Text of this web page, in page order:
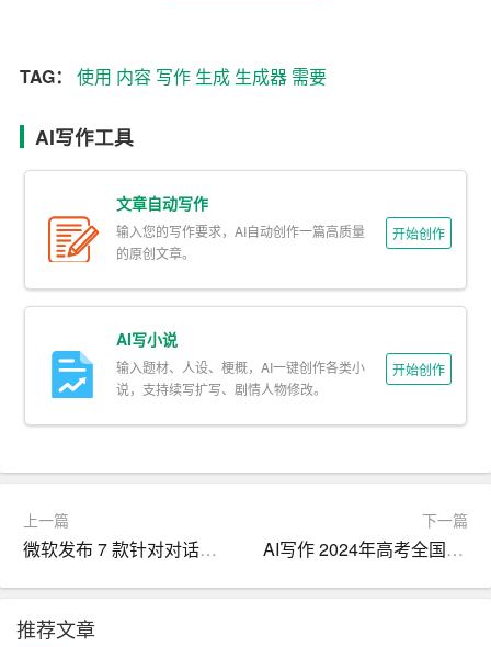
首先，写作自动生成器可以快速生成大量的内容。在数字
化时代，内容量是关键。更多的内容意味着更多的机会吸
引观众，提高品牌知名度，并获得搜索引擎的青睐。写作
自动生成器可以快速生成大量的内容，帮助创作者在短时
间内创造出大量的高质量作品。
其次，写作自动生成器可以提高内容的准确性。由于写作
自动生成器是基于大量的文本数据进行创作的，因此它们
域，如科技、医疗和金融，尤其重要。
此外，写作自动生成器可以生成多样化的内容。由于它们
可以分析大量的文本数据，它们可以了解不同的写作风格
然而，尽管写作自动生成器具有许多优点，但它们也有一
此，在使用写作自动生成器时，创作者需要谨慎，并确保
TAG： 使用 内容 写作 生成 生成器 需要
AI写作工具
文章自动写作
输入您的写作要求，AI自动创作一篇高质量
的原创文章。
开始创作
AI写小说
输入题材、人设、梗概，AI一键创作各类小
说，支持续写扩写、剧情人物修改。
开始创作
上一篇
微软发布 7 款针对对话优化的人工智能语音更加逼真自然
下一篇
AI写作 2024年高考全国作文
推荐文章